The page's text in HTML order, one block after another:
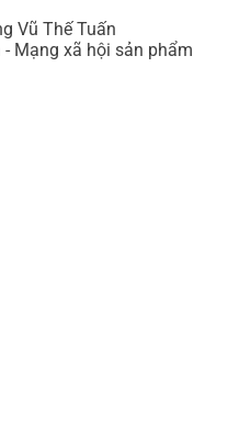
Vũ Thế Tuấn
Mạng xã hội sản phẩm